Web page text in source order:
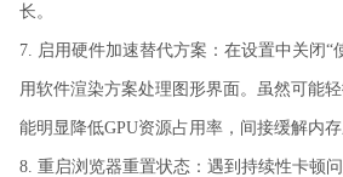
长。
7. 启用硬件加速替代方案：在设置中关闭“
用软件渲染方案处理图形界面。虽然可能
能明显降低GPU资源占用率，间接缓解内存
8. 重启浏览器重置状态：遇到持续性卡顿